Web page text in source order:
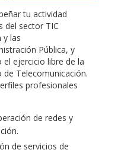
tu actividad
del sector TIC
y las
Pública, y
ejercicio libre de la
Telecomunicación.
profesionales
de redes y
de servicios de